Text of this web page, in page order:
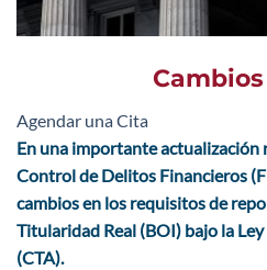
Agendar una Cita
En una importante actualización
Control de Delitos Financieros
cambios en los requisitos de
Titularidad Real (BOI) bajo la
(CTA).